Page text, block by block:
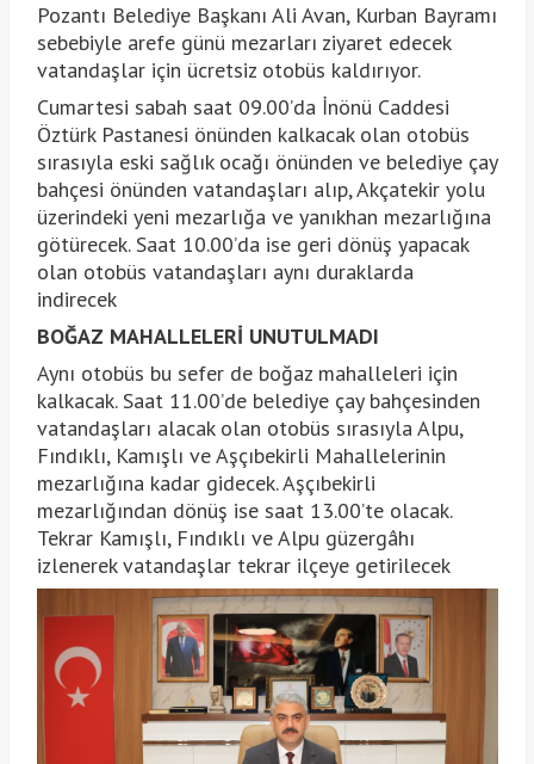
Pozantı Belediye Başkanı Ali Avan, Kurban Bayramı
sebebiyle arefe günü mezarları ziyaret edecek
vatandaşlar için ücretsiz otobüs kaldırıyor.
Cumartesi sabah saat 09.00’da İnönü Caddesi
Öztürk Pastanesi önünden kalkacak olan otobüs
sırasıyla eski sağlık ocağı önünden ve belediye çay
bahçesi önünden vatandaşları alıp, Akçatekir yolu
üzerindeki yeni mezarlığa ve yanıkhan mezarlığına
götürecek. Saat 10.00’da ise geri dönüş yapacak
olan otobüs vatandaşları aynı duraklarda
indirecek
BOĞAZ MAHALLELERİ UNUTULMADI
Aynı otobüs bu sefer de boğaz mahalleleri için
kalkacak. Saat 11.00’de belediye çay bahçesinden
vatandaşları alacak olan otobüs sırasıyla Alpu,
Fındıklı, Kamışlı ve Aşçıbekirli Mahallelerinin
mezarlığına kadar gidecek. Aşçıbekirli
mezarlığından dönüş ise saat 13.00’te olacak.
Tekrar Kamışlı, Fındıklı ve Alpu güzergâhı
izlenerek vatandaşlar tekrar ilçeye getirilecek